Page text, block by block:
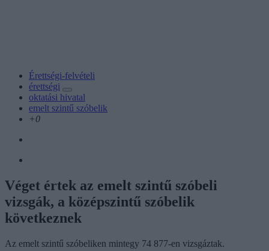
Érettségi-felvételi
érettségi
oktatási hivatal
emelt szintű szóbelik
+0
Véget értek az emelt szintű szóbeli
vizsgák, a középszintű szóbelik
következnek
Az emelt szintű szóbeliken mintegy 74 877-en vizsgáztak.